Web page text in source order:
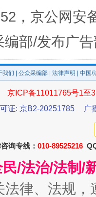
题”
，京公网安
部/发布广
我们 公众采编部 法律声明 | 中国
京ICP备11011765号1至
证: 京B2-20251785
广
询专线： 010-89525216
/法治/法制/
法律、法规